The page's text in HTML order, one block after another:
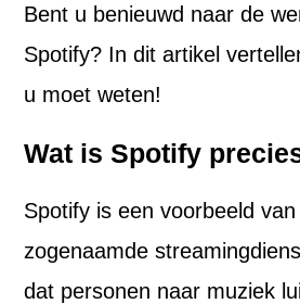
Bent u benieuwd naar de
Spotify? In dit artikel
u moet weten!
Wat is Spotify
Spotify is een voorbeeld van
zogenaamde
dat personen naar muziek